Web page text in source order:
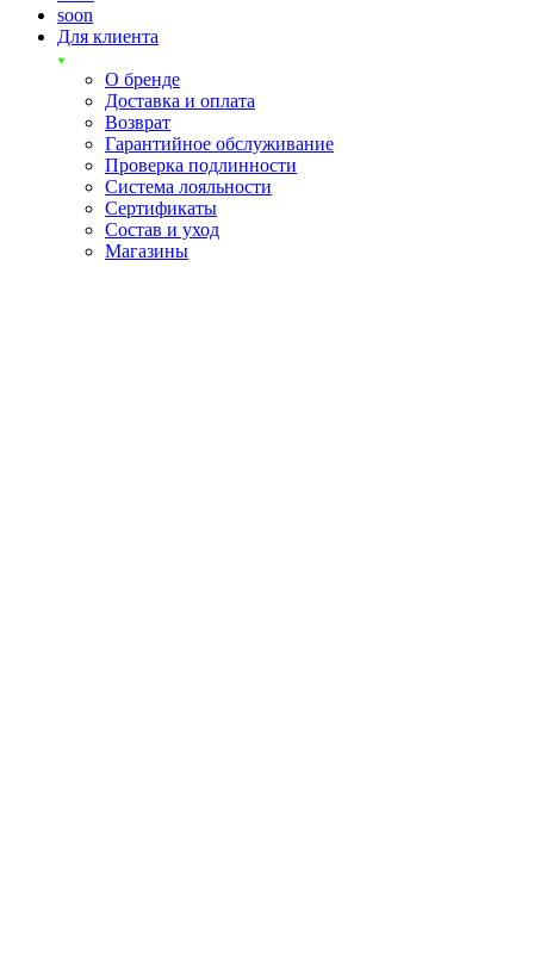
soon
Для клиента
О бренде
Доставка и оплата
Возврат
Гарантийное обслуживание
Проверка подлинности
Система лояльности
Сертификаты
Состав и уход
Магазины